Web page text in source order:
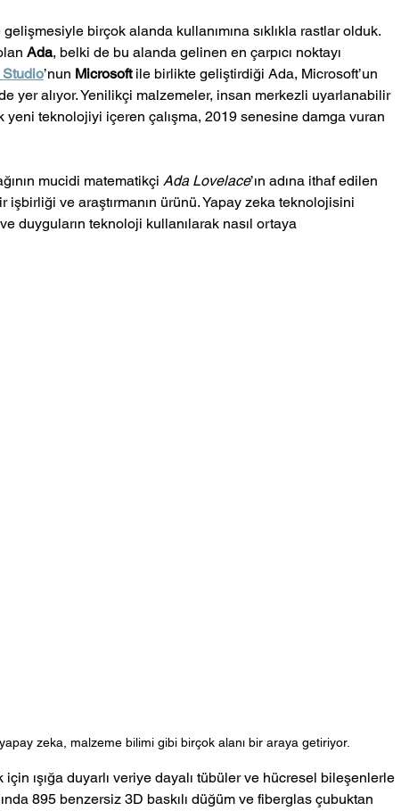
birçok alanda kullanımına sıklıkla rastlar olduk.
Ada, belki de bu alanda gelinen en çarpıcı noktayı
’nun Microsoft ile birlikte geliştirdiği Ada, Microsoft’un
yer alıyor. Yenilikçi malzemeler, insan merkezli uyarlanabilir
teknolojiyi içeren çalışma, 2019 senesine damga vuran
mucidi matematikçi Ada Lovelace’ın adına ithaf edilen
ve araştırmanın ürünü. Yapay zeka teknolojisini
duyguların teknoloji kullanılarak nasıl ortaya
zeka, malzeme bilimi gibi birçok alanı bir araya getiriyor.
ışığa duyarlı veriye dayalı tübüler ve hücresel bileşenlerle
895 benzersiz 3D baskılı düğüm ve fiberglas çubuktan